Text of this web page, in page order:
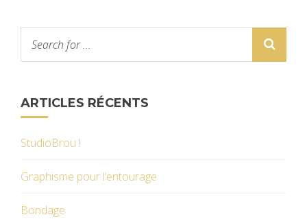
ARTICLES RÉCENTS
StudioBrou !
Graphisme pour l’entourage
Bondage